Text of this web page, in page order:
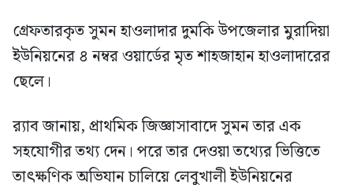
গ্রেফতারকৃত সুমন হাওলাদার দুমকি উপজেলার মুরাদিয়া
ইউনিয়নের ৪ নম্বর ওয়ার্ডের মৃত শাহজাহান হাওলাদারের
ছেলে।
র‍্যাব জানায়, প্রাথমিক জিজ্ঞাসাবাদে সুমন তার এক
সহযোগীর তথ্য দেন। পরে তার দেওয়া তথ্যের ভিত্তিতে
তাৎক্ষণিক অভিযান চালিয়ে লেবুখালী ইউনিয়নের